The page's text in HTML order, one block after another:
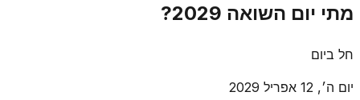
מתי יום השואה 2029?
חל ביום
יום ה׳, 12 אפריל 2029